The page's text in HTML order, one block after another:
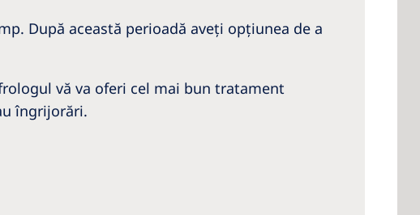
După această perioadă aveţi opţiunea de a
vă va oferi cel mai bun tratament
îngrijorări.